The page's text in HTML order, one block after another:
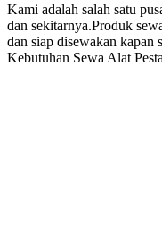
Kami adalah salah satu
dan sekitarnya.Produk
dan siap disewakan kapan
Kebutuhan Sewa Alat